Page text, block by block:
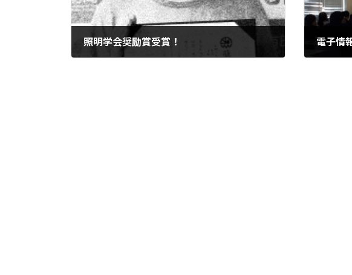
照明学会奨励賞受賞！ 電子情